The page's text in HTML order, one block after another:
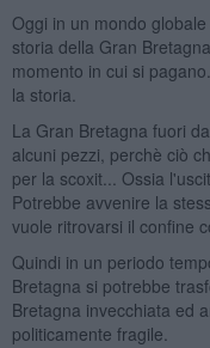
Oggi in un mondo
storia della Gran
momento in cui si
la storia.
La Gran Bretagna fuori
alcuni pezzi, perchè ciò
per la scoxit... Ossia
Potrebbe avvenire la
vuole ritrovarsi il confine
Quindi in un periodo
Bretagna si potrebbe
Bretagna invecchiata ed
politicamente fragile.